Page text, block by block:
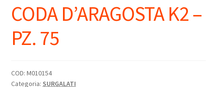
CODA D’ARAGOSTA K2 –
PZ. 75
COD: M010154
Categoria: SURGALATI